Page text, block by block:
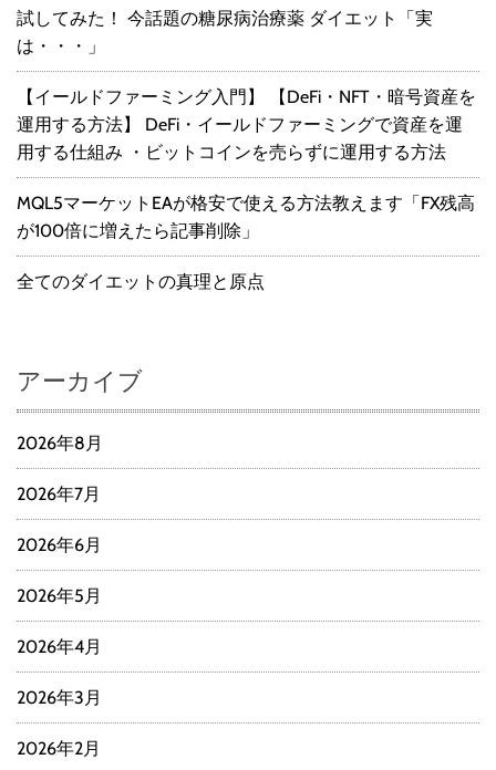
試してみた！ 今話題の糖尿病治療薬 ダイエット「実
は・・・」
【イールドファーミング入門】 【DeFi・NFT・暗号資産を
運用する方法】 DeFi・イールドファーミングで資産を運
用する仕組み ・ビットコインを売らずに運用する方法
MQL5マーケットEAが格安で使える方法教えます「FX残高
が100倍に増えたら記事削除」
全てのダイエットの真理と原点
アーカイブ
2026年8月
2026年7月
2026年6月
2026年5月
2026年4月
2026年3月
2026年2月